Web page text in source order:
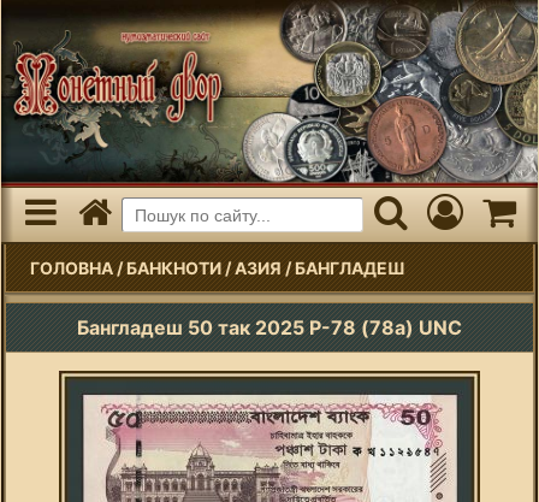
ГОЛОВНА/БАНКНОТИ/АЗИЯ/БАНГЛАДЕШ
Бангладеш 50 так 2025 P-78 (78a) UNC